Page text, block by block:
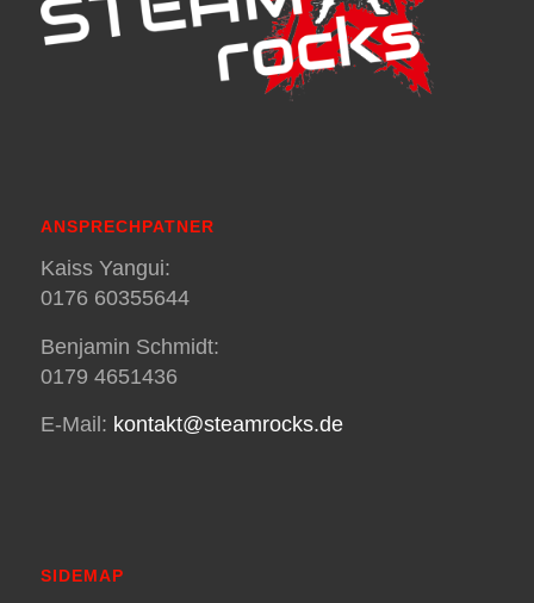
ANSPRECHPATNER
Kaiss Yangui:
0176 60355644
Benjamin Schmidt:
0179 4651436
E-Mail: kontakt@steamrocks.de
SIDEMAP